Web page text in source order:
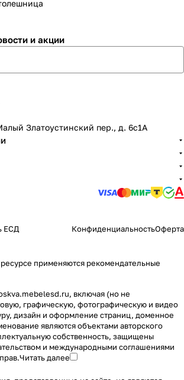
и акции
Златоустинский пер., д. 6с1А
ЕСД КонфиденциальностьОферта
применяются рекомендательные
включая (но не
графическую, фотографическую и видео
дизайн и оформление страниц, доменное
являются объектами авторского
собственность, защищены
и международными соглашениями
Читать далее